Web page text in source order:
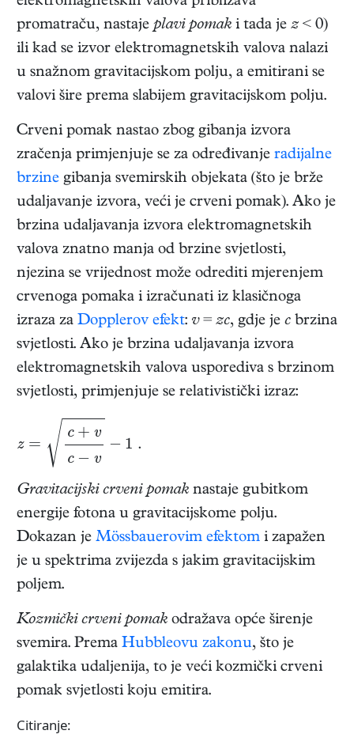
promatraču, nastajeplavi pomak i tada je z < 0)
ili kad se izvor elektromagnetskih valova nalazi
u snažnom gravitacijskom polju, a emitirani se
valovi šire prema slabijem gravitacijskom polju.
Crveni pomak nastao zbog gibanja izvora
zračenja primjenjuje se za određivanje radijalne
brzine gibanja svemirskih objekata (što je brže
udaljavanje izvora, veći je crveni pomak). Ako je
brzina udaljavanja izvora elektromagnetskih
valova znatno manja od brzine svjetlosti,
njezina se vrijednost može odrediti mjerenjem
crvenoga pomaka i izračunati iz klasičnoga
izraza za Dopplerov efekt: v= zc, gdje je c brzina
svjetlosti. Ako je brzina udaljavanja izvora
elektromagnetskih valova usporediva s brzinom
svjetlosti, primjenjuje se relativistički izraz:
z=c c −v−1 .
Gravitacijski crveni pomak nastaje gubitkom
energije fotona u gravitacijskome polju.
Dokazan je Mössbauerovim efektom i zapažen
je u spektrima zvijezda s jakim gravitacijskim
poljem.
Kozmički crveni pomak odražava opće širenje
svemira. Prema Hubbleovu zakonu, što je
galaktika udaljenija, to je veći kozmički crveni
pomak svjetlosti koju emitira.
Citiranje: